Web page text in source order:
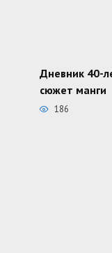
Дневник 40-
сюжет манги
186